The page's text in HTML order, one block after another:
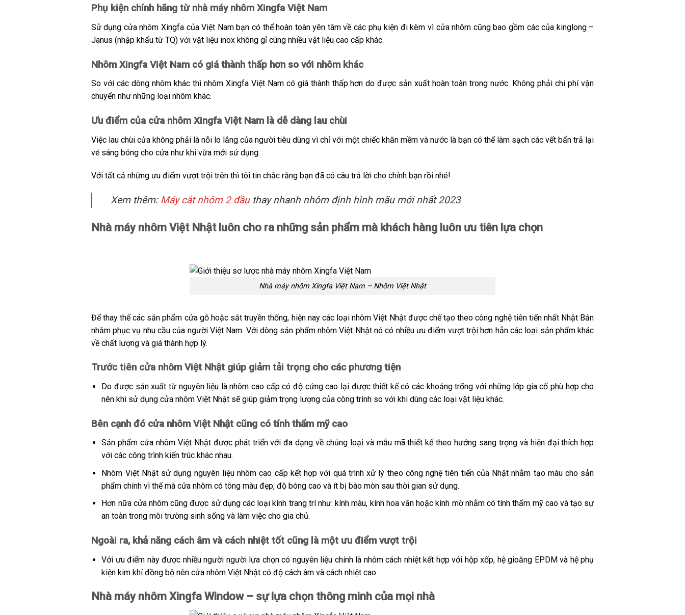
Phụ kiện chính hãng từ nhà máy nhôm Xingfa Việt Nam
Sử dụng cửa nhôm Xingfa của Việt Nam bạn có thể hoàn toàn yên tâm về các phụ kiện đi kèm vì cửa nhôm cũng bao gồm các của kinglong –
Janus (nhập khẩu từ TQ) với vật liệu inox không gỉ cùng nhiều vật liệu cao cấp khác.
Nhôm Xingfa Việt Nam có giá thành thấp hơn so với nhôm khác
So với các dòng nhôm khác thì nhôm Xingfa Việt Nam có giá thành thấp hơn do được sản xuất hoàn toàn trong nước. Không phải chi phí vận
chuyển như những loại nhôm khác.
Ưu điểm của cửa nhôm Xingfa Việt Nam là dễ dàng lau chùi
Việc lau chùi cửa không phải là nỗi lo lắng của người tiêu dùng vì chỉ với một chiếc khăn mềm và nước là bạn có thể làm sạch các vết bẩn trả lại
vẻ sáng bóng cho cửa như khi vừa mới sử dụng.
Với tất cả những ưu điểm vượt trội trên thì tôi tin chắc rằng bạn đã có câu trả lời cho chính bạn rồi nhé!
Xem thêm: Máy cắt nhôm 2 đầuthay nhanh nhôm định hình mãu mới nhất 2023
Nhà máy nhôm Việt Nhật luôn cho ra những sản phẩm mà khách hàng luôn ưu tiên lựa chọn
Nhà máy nhôm Xingfa Việt Nam – Nhôm Việt Nhật
Để thay thế các sản phẩm cửa gỗ hoặc sắt truyền thống, hiện nay các loạinhôm Việt Nhậtđược chế tạo theo công nghệ tiên tiến nhất Nhật Bản
nhằm phục vụ nhu cầu của người Việt Nam. Với dòng sản phẩm nhôm Việt Nhật nó có nhiều ưu điểm vượt trội hơn hẳn các loại sản phẩm khác
về chất lượng và giá thành hợp lý.
Trước tiên cửa nhôm Việt Nhật giúp giảm tải trọng cho các phương tiện
Do được sản xuất từ nguyên liệu là nhôm cao cấp có độ cứng cao lại được thiết kế có các khoảng trống với những lớp gia cố phù hợp cho
nên khi sử dụng cửa nhôm Việt Nhật sẽ giúp giảm trọng lượng của công trình so với khi dùng các loại vật liệu khác.
Bên cạnh đó cửa nhôm Việt Nhật cũng có tính thẩm mỹ cao
Sản phẩm cửa nhôm Việt Nhật được phát triển với đa dạng về chủng loại và mẫu mã thiết kế theo hướng sang trọng và hiện đại thích hợp
với các công trình kiến trúc khác nhau.
Nhôm Việt Nhật sử dụng nguyên liệu nhôm cao cấp kết hợp với quá trình xử lý theo công nghệ tiên tiến của Nhật nhằm tạo màu cho sản
phẩm chính vì thế mà cửa nhôm có tông màu đẹp, độ bóng cao và ít bị bào mòn sau thời gian sử dụng.
Hơn nữa cửa nhôm cũng được sử dụng các loại kính trang trí như: kính màu, kính hoa văn hoặc kính mờ nhằm có tính thẩm mỹ cao và tạo sự
an toàn trong môi trường sinh sống và làm việc cho gia chủ.
Ngoài ra, khả năng cách âm và cách nhiệt tốt cũng là một ưu điểm vượt trội
Với ưu điểm này được nhiều người người lựa chọn có nguyên liệu chính là nhôm cách nhiệt kết hợp với hộp xốp, hệ gioăng EPDM và hệ phụ
kiện kim khí đồng bộ nên cửa nhôm Việt Nhật có độ cách âm và cách nhiệt cao.
Nhà máy nhôm Xingfa Window – sự lựa chọn thông minh của mọi nhà